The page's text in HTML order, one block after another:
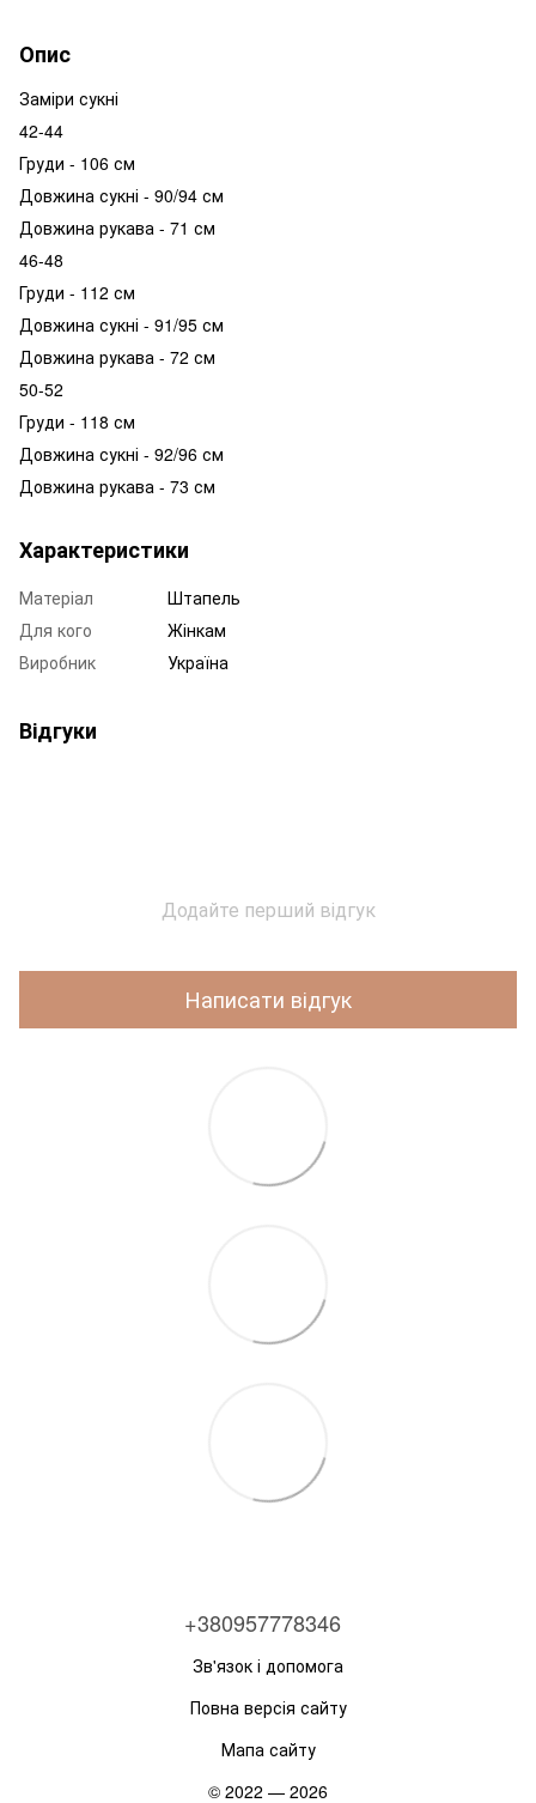
Опис
Заміри сукні
42-44
Груди - 106 см
Довжина сукні - 90/94 см
Довжина рукава - 71 см
46-48
Груди - 112 см
Довжина сукні - 91/95 см
Довжина рукава - 72 см
50-52
Груди - 118 см
Довжина сукні - 92/96 см
Довжина рукава - 73 см
Характеристики
Матеріал
Штапель
Для кого
Жінкам
Виробник
Україна
Відгуки
Додайте перший відгук
Написати відгук
+380957778346
Зв'язок і допомога
Повна версія сайту
Мапа сайту
© 2022 — 2026